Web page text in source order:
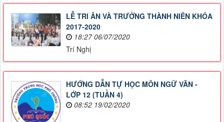
LỄ TRI ÂN VÀ TRƯỞNG THÀNH NIÊN KHÓA
2017-2020
18:27 06/07/2020
Trí Nghị
HƯỚNG DẪN TỰ HỌC MÔN NGỮ VĂN -
LỚP 12 (TUẦN 4)
08:52 19/02/2020